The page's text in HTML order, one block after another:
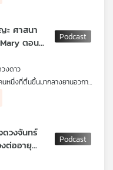
ะ ศาสนา
ตอน
จากดวงดาว
นหนึ่งที่ตื่นขึ้นมากลางยานอวกาศ
เป็นมนุษย์ได้ขนาดนั้น ใน
องการเอาตัวรอด แต่เป็นพื้นที่ที่
ว ความหวัง และคำถามว่า
ราะเหตุผล เพราะศรัทธา หรือ
กรวาลนี้มีใครอีกคนรอดไปด้วยกัน
ดวงจันทร์
ต่ออายุ